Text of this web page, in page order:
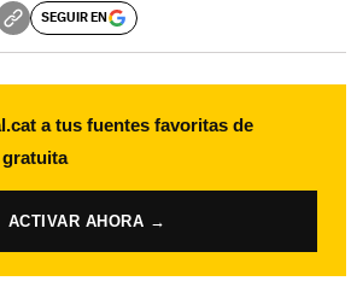
SEGUIR EN
a tus fuentes favoritas de
ACTIVAR AHORA →